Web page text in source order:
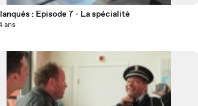
: Episode 7 - La spécialité
ans